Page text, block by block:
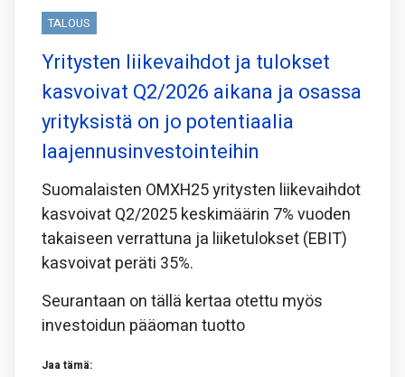
TALOUS
Yritysten liikevaihdot ja tulokset
kasvoivat Q2/2026 aikana ja osassa
yrityksistä on jo potentiaalia
laajennusinvestointeihin
Suomalaisten OMXH25 yritysten liikevaihdot
kasvoivat Q2/2025 keskimäärin 7% vuoden
takaiseen verrattuna ja liiketulokset (EBIT)
kasvoivat peräti 35%.
Seurantaan on tällä kertaa otettu myös
investoidun pääoman tuotto
Jaa tämä: